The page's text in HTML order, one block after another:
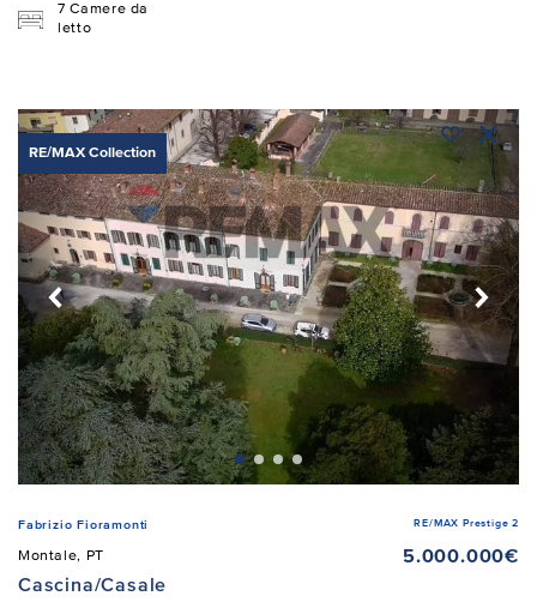
7 Camere da
letto
RE/MAX Collection
Fabrizio Fioramonti RE/MAX Prestige 2
Montale, PT
5.000.000€
Cascina/Casale